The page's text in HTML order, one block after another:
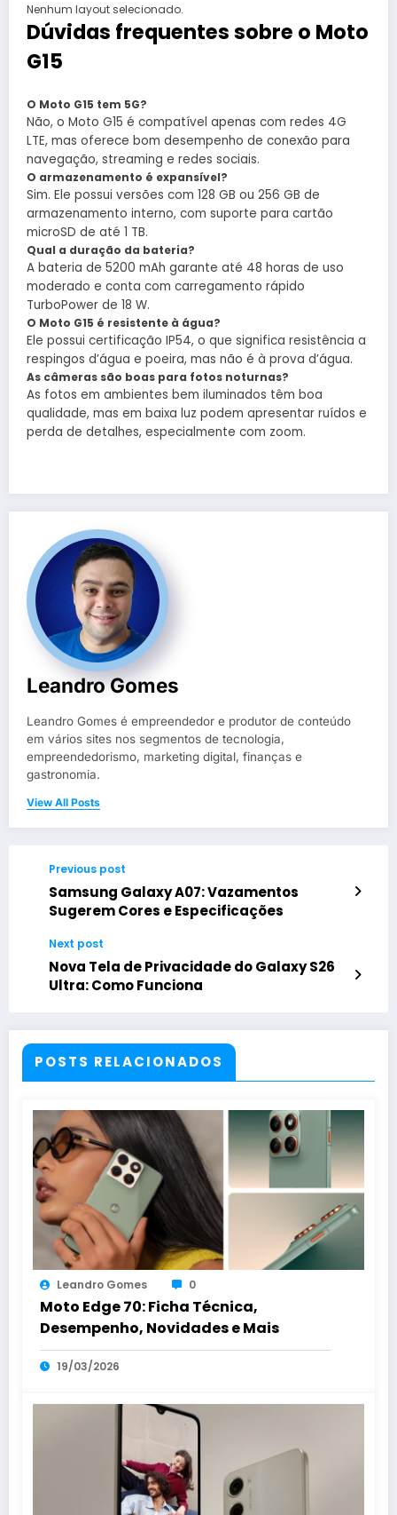
Nenhum layout selecionado.
Dúvidas frequentes sobre o Moto
G15
O Moto G15 tem 5G?
Não, o Moto G15 é compatível apenas com redes 4G
LTE, mas oferece bom desempenho de conexão para
navegação, streaming e redes sociais.
O armazenamento é expansível?
Sim. Ele possui versões com 128 GB ou 256 GB de
armazenamento interno, com suporte para cartão
microSD de até 1 TB.
Qual a duração da bateria?
A bateria de 5200 mAh garante até 48 horas de uso
moderado e conta com carregamento rápido
TurboPower de 18 W.
O Moto G15 é resistente à água?
Ele possui certificação IP54, o que significa resistência a
respingos d’água e poeira, mas não é à prova d’água.
As câmeras são boas para fotos noturnas?
As fotos em ambientes bem iluminados têm boa
qualidade, mas em baixa luz podem apresentar ruídos e
perda de detalhes, especialmente com zoom.
Leandro Gomes
Leandro Gomes é empreendedor e produtor de conteúdo
em vários sites nos segmentos de tecnologia,
empreendedorismo, marketing digital, finanças e
gastronomia.
View All Posts
Previous post
Samsung Galaxy A07: Vazamentos
Sugerem Cores e Especificações
Next post
Nova Tela de Privacidade do Galaxy S26
Ultra: Como Funciona
POSTS RELACIONADOS
Leandro Gomes 0
Moto Edge 70: Ficha Técnica,
Desempenho, Novidades e Mais
19/03/2026